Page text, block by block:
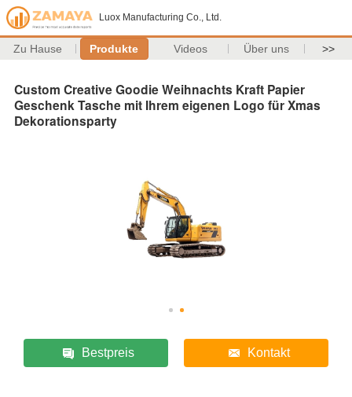
Luox Manufacturing Co., Ltd.
Zu Hause Produkte Videos Über uns >>
Custom Creative Goodie Weihnachts Kraft Papier
Geschenk Tasche mit Ihrem eigenen Logo für Xmas
Dekorationsparty
Bestpreis Kontakt